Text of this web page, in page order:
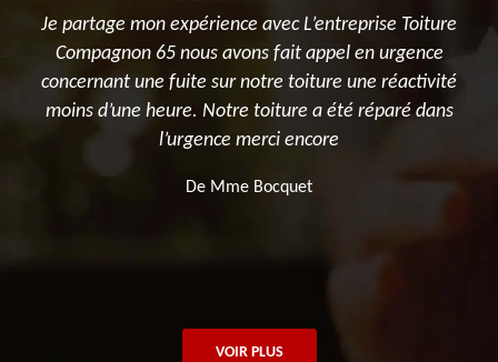
Je partage mon expérience avec L’entreprise Toiture
Compagnon 65 nous avons fait appel en urgence
concernant une fuite sur notre toiture une réactivité
moins d’une heure. Notre toiture a été réparé dans
l’urgence merci encore
De Mme Bocquet
VOIR PLUS